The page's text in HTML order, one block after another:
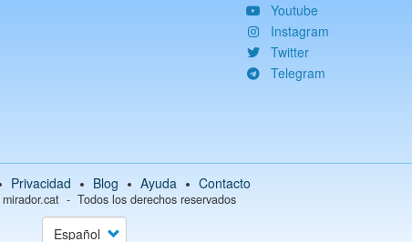
Youtube
Instagram
Twitter
Telegram
Privacidad Blog Ayuda Contacto
mirador.cat Todos los derechos reservados
Select